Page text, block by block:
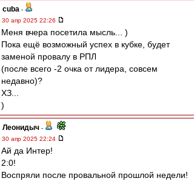
cuba -
30 апр 2025 22:26
Меня вчера посетила мысль... )
Пока ещё возможный успех в кубке, будет
заменой провалу в РПЛ
(после всего -2 очка от лидера, совсем
недавно)?
ХЗ...
)
Леонидыч -
30 апр 2025 22:24
Ай да Интер!
2:0!
Воспряли после провальной прошлой недели!